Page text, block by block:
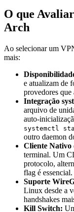
O que
Arch
Ao selecionar um
mais:
e atualizam de
provedores que
Integração
arquivo de
auto-
systemctl
outro daemon
Cliente
terminal. Um
protocolo,
flag é essencial.
Suporte
Linux desde a
handshakes
Kill Switch: